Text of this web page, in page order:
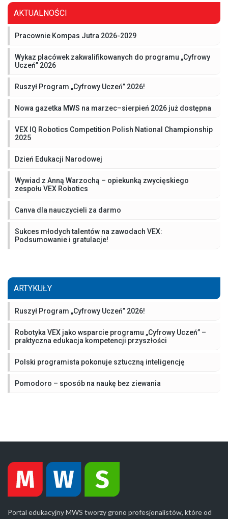
AKTUALNOŚCI
Pracownie Kompas Jutra 2026-2029
Wykaz placówek zakwalifikowanych do programu „Cyfrowy
Uczeń” 2026
Ruszył Program „Cyfrowy Uczeń” 2026!
Nowa gazetka MWS na marzec–sierpień 2026 już dostępna
VEX IQ Robotics Competition Polish National Championship
2025
Dzień Edukacji Narodowej
Wywiad z Anną Warzochą – opiekunką zwycięskiego
zespołu VEX Robotics
Canva dla nauczycieli za darmo
Sukces młodych talentów na zawodach VEX:
Podsumowanie i gratulacje!
ARTYKUŁY
Ruszył Program „Cyfrowy Uczeń” 2026!
Robotyka VEX jako wsparcie programu „Cyfrowy Uczeń” –
praktyczna edukacja kompetencji przyszłości
Polski programista pokonuje sztuczną inteligencję
Pomodoro – sposób na naukę bez ziewania
Portal edukacyjny MWS tworzy grono profesjonalistów, które od